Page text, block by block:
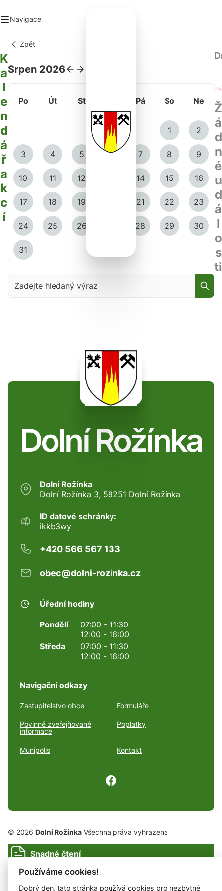
a spolky
projekty
Navigace
Zpět
K
a
l
e
n
d
á
ř
a
k
c
í
Srpen 2026
Po Út St Pá So Ne
1 2
3 4 5 6 7 8 9
10 11 12 14 15 16
17 18 19 21 22 23
24 25 26 28 29 30
31
Ž
á
d
n
é
u
d
á
l
o
s
ti
Dolní Rožínka
Dolní Rožínka
Dolní Rožínka 3, 59251 Dolní Rožínka
ID datové schránky:
ikkb3wy
+420 566 567 133
obec@dolni-rozinka.cz
Úřední hodiny
Pondělí
07:00 - 11:30
12:00 - 16:00
Středa
07:00 - 11:30
12:00 - 16:00
Navigační odkazy
Zastupitelstvo obce Formuláře
Povinně zveřejňované
informace
Poplatky
Munipolis Kontakt
© 2026 Dolní Rožínka Všechna práva vyhrazena
Snadné čtení
Prohlášení o ochraně soukromí
Používáme cookies!
Dobrý den, tato stránka používá cookies pro nezbytné